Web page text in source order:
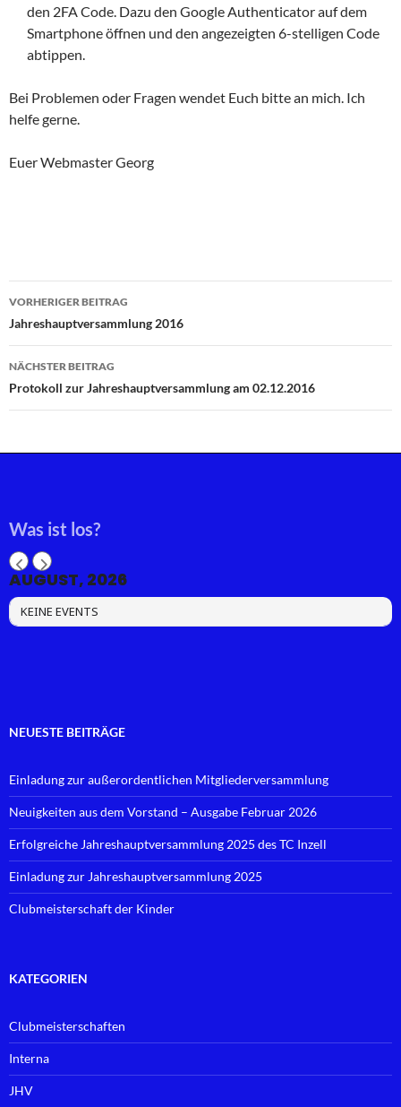
den 2FA Code. Dazu den Google Authenticator auf dem
Smartphone öffnen und den angezeigten 6-stelligen Code
abtippen.
Bei Problemen oder Fragen wendet Euch bitte an mich. Ich
helfe gerne.
Euer Webmaster Georg
Beitragsnavigation
VORHERIGER BEITRAG
Jahreshauptversammlung 2016
NÄCHSTER BEITRAG
Protokoll zur Jahreshauptversammlung am 02.12.2016
Was ist los?
AUGUST, 2026
KEINE EVENTS
NEUESTE BEITRÄGE
Einladung zur außerordentlichen Mitgliederversammlung
Neuigkeiten aus dem Vorstand – Ausgabe Februar 2026
Erfolgreiche Jahreshauptversammlung 2025 des TC Inzell
Einladung zur Jahreshauptversammlung 2025
Clubmeisterschaft der Kinder
KATEGORIEN
Clubmeisterschaften
Interna
JHV